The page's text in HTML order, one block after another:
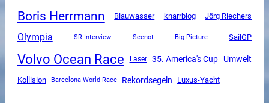
Boris Herrmann Blauwasser knarrblog Jörg Riechers
Olympia SR-Interview Seenot Big Picture SailGP
Volvo Ocean Race Laser 35. America's Cup Umwelt
Kollision Barcelona World Race Rekordsegeln Luxus-Yacht